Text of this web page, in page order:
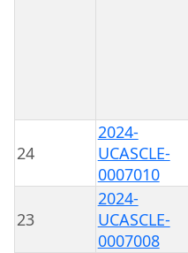
24
2024-
UCASCLE-
0007010
23
2024-
UCASCLE-
0007008